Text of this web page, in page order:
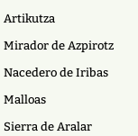
Artikutza
Mirador de Azpirotz
Nacedero de Iribas
Malloas
Sierra de Aralar